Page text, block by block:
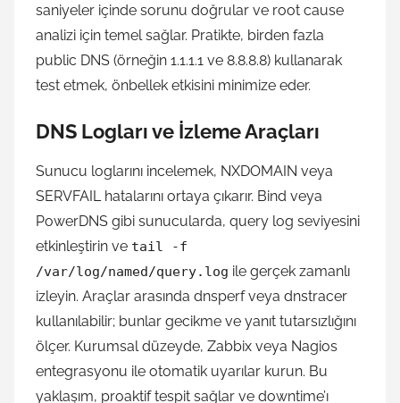
saniyeler içinde sorunu doğrular ve root cause
analizi için temel sağlar. Pratikte, birden fazla
public DNS (örneğin 1.1.1.1 ve 8.8.8.8) kullanarak
test etmek, önbellek etkisini minimize eder.
DNS Logları ve İzleme Araçları
Sunucu loglarını incelemek, NXDOMAIN veya
SERVFAIL hatalarını ortaya çıkarır. Bind veya
PowerDNS gibi sunucularda, query log seviyesini
etkinleştirin ve tail -f
/var/log/named/query.log ile gerçek zamanlı
izleyin. Araçlar arasında dnsperf veya dnstracer
kullanılabilir; bunlar gecikme ve yanıt tutarsızlığını
ölçer. Kurumsal düzeyde, Zabbix veya Nagios
entegrasyonu ile otomatik uyarılar kurun. Bu
yaklaşım, proaktif tespit sağlar ve downtime’ı